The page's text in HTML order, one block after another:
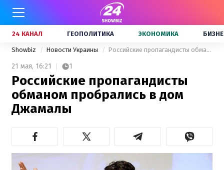
24 КАНАЛ ГЕОПОЛИТИКА ЭКОНОМИКА
Showbiz Новости Украины Российские пропагандисты обманом пробрались в дом Джамалы
21 мая, 16:21 1
Российские пропагандисты
обманом пробрались в дом
Джамалы